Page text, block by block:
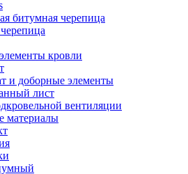
битумная черепица
кровли
и доборные элементы
лист
вентиляции
материалы